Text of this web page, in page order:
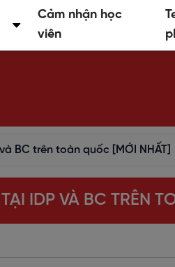
Cảm nhận học
viên
BC trên toàn quốc [MỚI NHẤT]
IDP VÀ BC TRÊN